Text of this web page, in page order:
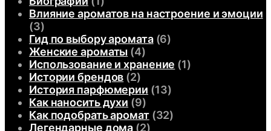
Влияние ароматов на настроение и эмоции
(3)
Гид по выбору аромата(6)
Женские ароматы (4)
Использование и хранение (1)
Истории брендов (2)
История парфюмерии (13)
Как наносить духи (9)
Как подобрать аромат(32)
Легендарные дома (2)